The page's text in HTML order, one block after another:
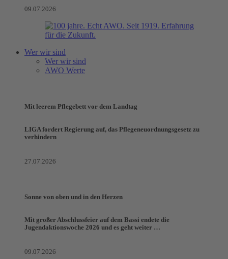
09.07.2026
Wer wir sind
Wer wir sind
AWO Werte
Mit leerem Pflegebett vor dem Landtag
LIGA fordert Regierung auf, das Pflegeneuordnungsgesetz zu
verhindern
27.07.2026
Sonne von oben und in den Herzen
Mit großer Abschlussfeier auf dem Bassi endete die
Jugendaktionswoche 2026 und es geht weiter …
09.07.2026